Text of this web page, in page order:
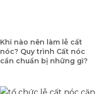
Khi nào nên làm lễ cất
nóc? Quy trình Cất nóc
cần chuẩn bị những gì?